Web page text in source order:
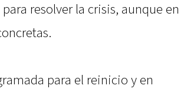
resolver la crisis, aunque en
para el reinicio y en